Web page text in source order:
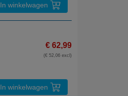
In winkelwagen
€ 62,99
(€ 52,06 excl)
In winkelwagen